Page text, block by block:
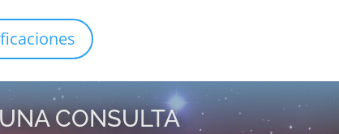
CONSULTA